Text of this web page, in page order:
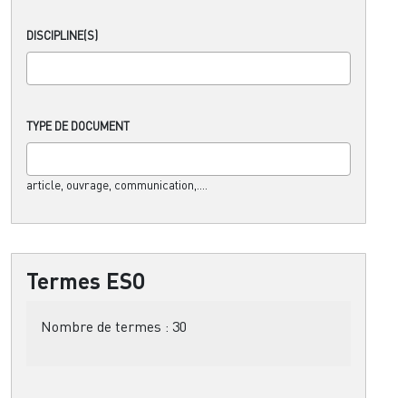
DISCIPLINE(S)
TYPE DE DOCUMENT
article, ouvrage, communication,....
Termes ESO
Nombre de termes : 30